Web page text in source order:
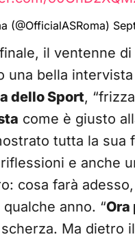
(@OfficialASRoma)
il ventenne di
una bella intervista
dello Sport,
come è giusto
tutta la sua
e anche
cosa farà
anno. “Ora
scherza. Ma dietro